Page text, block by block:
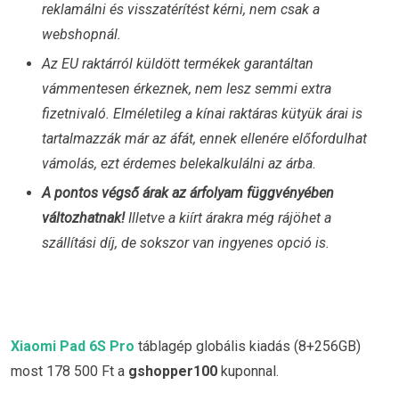
reklamálni és visszatérítést kérni, nem csak a
webshopnál.
Az EU raktárról küldött termékek garantáltan
vámmentesen érkeznek, nem lesz semmi extra
fizetnivaló. Elméletileg a kínai raktáras kütyük árai is
tartalmazzák már az áfát, ennek ellenére előfordulhat
vámolás, ezt érdemes belekalkulálni az árba.
A pontos végső árak az árfolyam függvényében
változhatnak!Illetve a kiírt árakra még rájöhet a
szállítási díj, de sokszor van ingyenes opció is.
Xiaomi Pad 6S Pro táblagép globális kiadás (8+256GB)
most 178 500 Ft a gshopper100 kuponnal.